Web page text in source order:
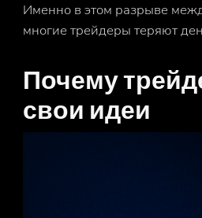
Именно в этом разрыве
многие трейдеры теряют
Почему
свои идеи